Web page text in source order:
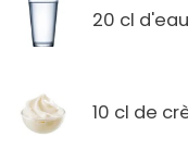
20 cl d'eau
10 cl de